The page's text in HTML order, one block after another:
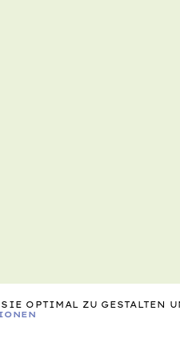
OPTIMAL ZU GESTALTEN